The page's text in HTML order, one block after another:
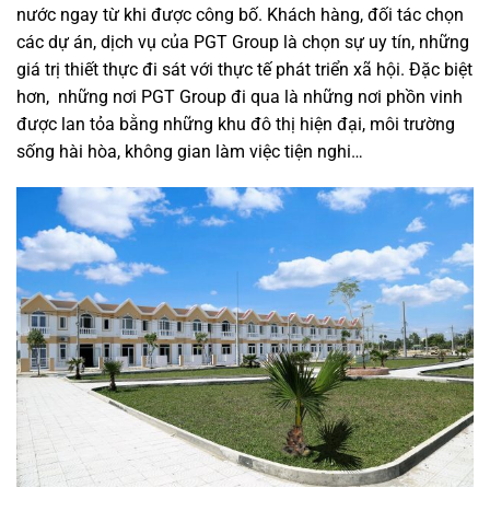
nước ngay từ khi được công bố. Khách hàng, đối tác chọn
các dự án, dịch vụ của PGT Group là chọn sự uy tín, những
giá trị thiết thực đi sát với thực tế phát triển xã hội. Đặc biệt
hơn, những nơi PGT Group đi qua là những nơi phồn vinh
được lan tỏa bằng những khu đô thị hiện đại, môi trường
sống hài hòa, không gian làm việc tiện nghi…